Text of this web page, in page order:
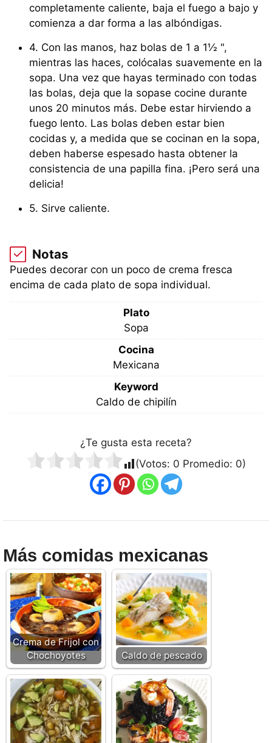
completamente caliente, baja el fuego a bajo y
comienza a dar forma a las albóndigas.
4. Con las manos, haz bolas de 1 a 1½ ",
mientras las haces, colócalas suavemente en la
sopa. Una vez que hayas terminado con todas
las bolas, deja que la sopase cocine durante
unos 20 minutos más. Debe estar hirviendo a
fuego lento. Las bolas deben estar bien
cocidas y, a medida que se cocinan en la sopa,
deben haberse espesado hasta obtener la
consistencia de una papilla fina. ¡Pero será una
delicia!
5. Sirve caliente.
Notas
Puedes decorar con un poco de crema fresca
encima de cada plato de sopa individual.
Plato
Sopa
Cocina
Mexicana
Keyword
Caldo de chipilín
¿Te gusta esta receta?
(Votos: 0 Promedio: 0)
Más comidas mexicanas
Crema de Frijol con
Chochoyotes
Caldo de pescado